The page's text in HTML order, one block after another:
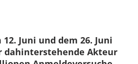
Juni und dem 26. Juni
dahinterstehende Akteur